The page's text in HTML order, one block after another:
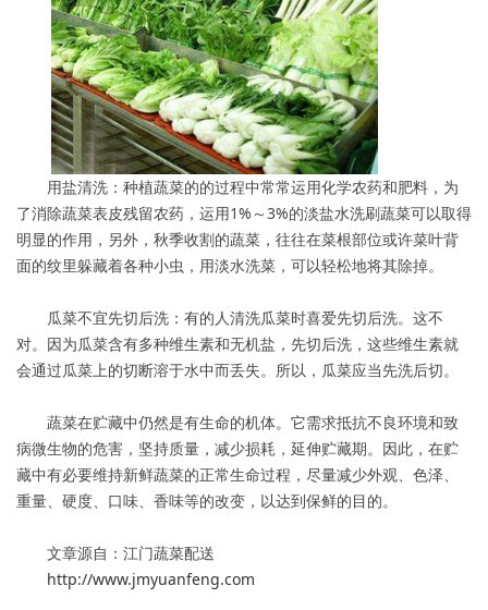
用盐清洗：种植蔬菜的的过程中常常运用化学农药和肥料，为
了消除蔬菜表皮残留农药，运用1%～3%的淡盐水洗刷蔬菜可以取得
明显的作用，另外，秋季收割的蔬菜，往往在菜根部位或许菜叶背
面的纹里躲藏着各种小虫，用淡水洗菜，可以轻松地将其除掉。
瓜菜不宜先切后洗：有的人清洗瓜菜时喜爱先切后洗。这不
对。因为瓜菜含有多种维生素和无机盐，先切后洗，这些维生素就
会通过瓜菜上的切断溶于水中而丢失。所以，瓜菜应当先洗后切。
蔬菜在贮藏中仍然是有生命的机体。它需求抵抗不良环境和致
病微生物的危害，坚持质量，减少损耗，延伸贮藏期。因此，在贮
藏中有必要维持新鲜蔬菜的正常生命过程，尽量减少外观、色泽、
重量、硬度、口味、香味等的改变，以达到保鲜的目的。
文章源自：江门蔬菜配送
http://www.jmyuanfeng.com